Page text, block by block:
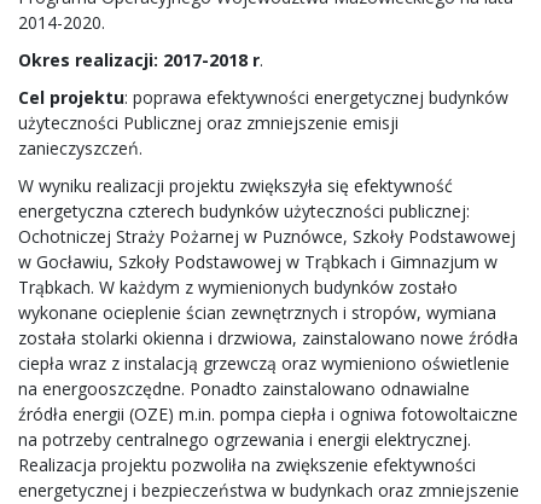
2014-2020.
Okres realizacji: 2017-2018 r.
Cel projektu: poprawa efektywności energetycznej budynków
użyteczności Publicznej oraz zmniejszenie emisji
zanieczyszczeń.
W wyniku realizacji projektu zwiększyła się efektywność
energetyczna czterech budynków użyteczności publicznej:
Ochotniczej Straży Pożarnej w Puznówce, Szkoły Podstawowej
w Gocławiu, Szkoły Podstawowej w Trąbkach i Gimnazjum w
Trąbkach. W każdym z wymienionych budynków zostało
wykonane ocieplenie ścian zewnętrznych i stropów, wymiana
została stolarki okienna i drzwiowa, zainstalowano nowe źródła
ciepła wraz z instalacją grzewczą oraz wymieniono oświetlenie
na energooszczędne. Ponadto zainstalowano odnawialne
źródła energii (OZE) m.in. pompa ciepła i ogniwa fotowoltaiczne
na potrzeby centralnego ogrzewania i energii elektrycznej.
Realizacja projektu pozwoliła na zwiększenie efektywności
energetycznej i bezpieczeństwa w budynkach oraz zmniejszenie